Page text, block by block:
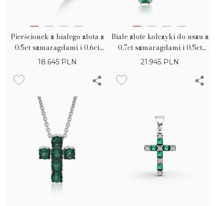
Pierścionek z białego złota z
0.5ct szmaragdami i 0.6ct
mikrooprawionymi
18.645 PLN
Białe złote kolczyki do uszu z
0.7ct szmaragdami i 0.5ct
diamentami
21.945 PLN